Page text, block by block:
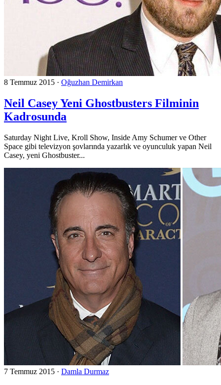
8 Temmuz 2015 · Oğuzhan Demirkan
Neil Casey Yeni Ghostbusters Filminin
Kadrosunda
Saturday Night Live, Kroll Show, Inside Amy Schumer ve Other
Space gibi televizyon şovlarında yazarlık ve oyunculuk yapan Neil
Casey, yeni Ghostbuster...
7 Temmuz 2015 · Damla Durmaz